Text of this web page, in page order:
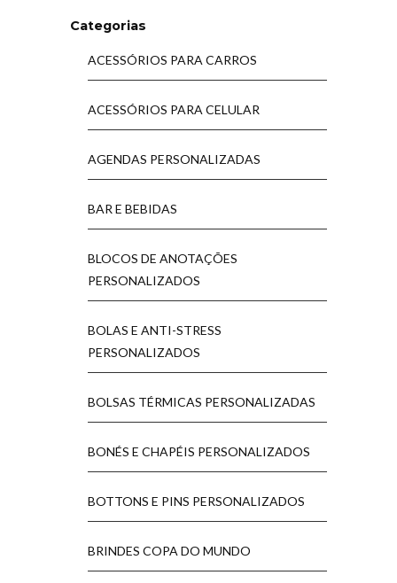
Categorias
ACESSÓRIOS PARA CARROS
ACESSÓRIOS PARA CELULAR
AGENDAS PERSONALIZADAS
BAR E BEBIDAS
BLOCOS DE ANOTAÇÕES
PERSONALIZADOS
BOLAS E ANTI-STRESS
PERSONALIZADOS
BOLSAS TÉRMICAS PERSONALIZADAS
BONÉS E CHAPÉIS PERSONALIZADOS
BOTTONS E PINS PERSONALIZADOS
BRINDES COPA DO MUNDO